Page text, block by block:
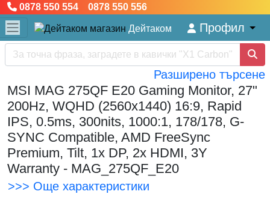
0878 550 554 0878 550 556
Дейтаком Профил
Разширено търсене
MSI MAG 275QF E20 Gaming Monitor, 27"
200Hz, WQHD (2560x1440) 16:9, Rapid
IPS, 0.5ms, 300nits, 1000:1, 178/178, G-
SYNC Compatible, AMD FreeSync
Premium, Tilt, 1x DP, 2x HDMI, 3Y
Warranty - MAG_275QF_E20
>>> Още характеристики